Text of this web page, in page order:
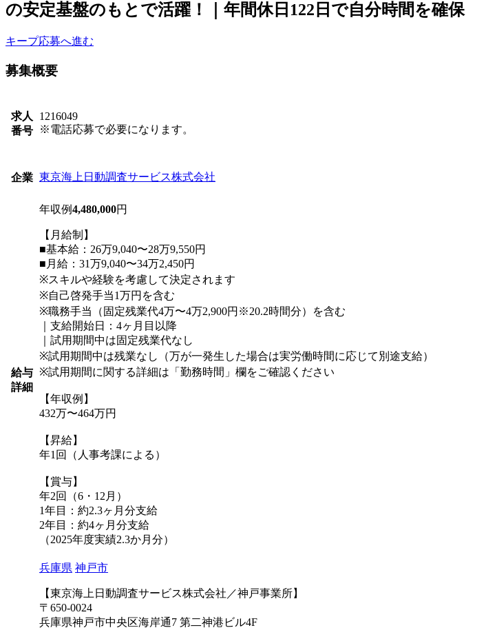
の安定基盤のもとで活躍！｜年間休日122日で自分時間を確保
キープ応募へ進む
募集概要
求人
番号
1216049
※電話応募で必要になります。
企業 東京海上日動調査サービス株式会社
給与
詳細
年収例4,480,000円
【月給制】
■基本給：26万9,040〜28万9,550円
■月給：31万9,040〜34万2,450円
※スキルや経験を考慮して決定されます
※自己啓発手当1万円を含む
※職務手当（固定残業代4万〜4万2,900円※20.2時間分）を含む
｜支給開始日：4ヶ月目以降
｜試用期間中は固定残業代なし
※試用期間中は残業なし（万が一発生した場合は実労働時間に応じて別途支給）
※試用期間に関する詳細は「勤務時間」欄をご確認ください
【年収例】
432万〜464万円
【昇給】
年1回（人事考課による）
【賞与】
年2回（6・12月）
1年目：約2.3ヶ月分支給
2年目：約4ヶ月分支給
（2025年度実績2.3か⽉分）
兵庫県 神戸市
【東京海上日動調査サービス株式会社／神戸事業所】
〒650-0024
兵庫県神戸市中央区海岸通7 第二神港ビル4F